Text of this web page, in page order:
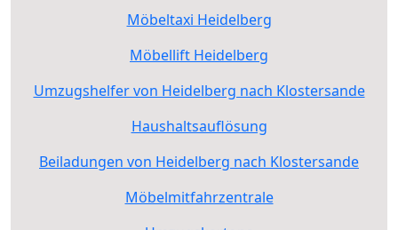
Möbeltaxi Heidelberg
Möbellift Heidelberg
Umzugshelfer von Heidelberg nach Klostersande
Haushaltsauflösung
Beiladungen von Heidelberg nach Klostersande
Möbelmitfahrzentrale